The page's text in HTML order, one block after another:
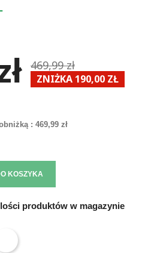
469,99 zł
ZNIŻKA 190,00 ZŁ
: 469,99 zł
KOSZYKA
produktów w magazynie